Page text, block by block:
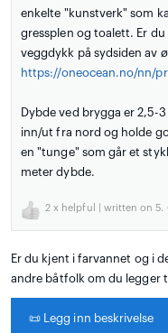
enkelte "kunstverk" som
gressplen og toalett. Er
veggdykk på sydsiden av
https://oneocean.no/nn/
Dybde ved brygga er 2,5-
inn/ut fra nord og holde
en "tunge" som går et
meter dybde.
2 x helpful | written on 5.
Er du kjent i farvannet og i
andre båtfolk om du legger
📜 Legg inn beskrivelse